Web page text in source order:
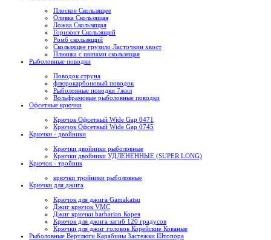
Плоское Скользящее
Оливка Скользящая
Ложка Скользящая
Горизонт Скользящий
Ромб скользящий
Скользящее грузило Ласточкин хвост
Плюшка с шипами скользящая
Рыболовные поводки
Поводок струна
флюрокарбоновый поводок
Рыболовные поводки 7жил
Вольфрамовые рыболовные поводки
Офсетные крючки
Крючок Офсетный Wide Gap 0471
Крючок Офсетный Wide Gap 0745
Крючки - двойники
Крючки двойники рыболовные
Крючки двойники УДЛЕНЕННЫЕ (SUPER LONG)
Крючок - тройник
крючки тройники рыболовные
Крючки для джига
Крючок для джига Gamakatsu
Джиг крючок VMC
Джиг крючки barbarian Корея
Крючок для джига загиб 120 градусов
Крючки для джиг головок Корейские Кованые
Рыболовные Вертлюги Карабины Застежки Штопора